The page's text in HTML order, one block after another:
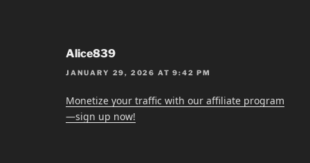
Alice839
JANUARY 29, 2026 AT 9:42 PM
Monetize your traffic with our affiliate program
—sign up now!